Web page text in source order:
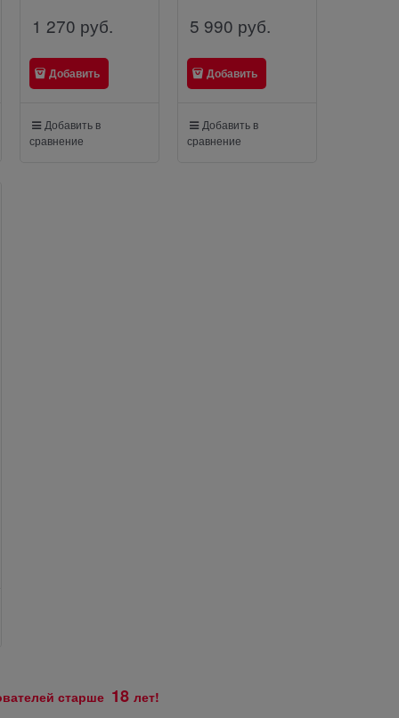
1 270 руб.
Добавить
Добавить в
сравнение
5 990 руб.
Добавить
Добавить в
сравнение
старше 18 лет!